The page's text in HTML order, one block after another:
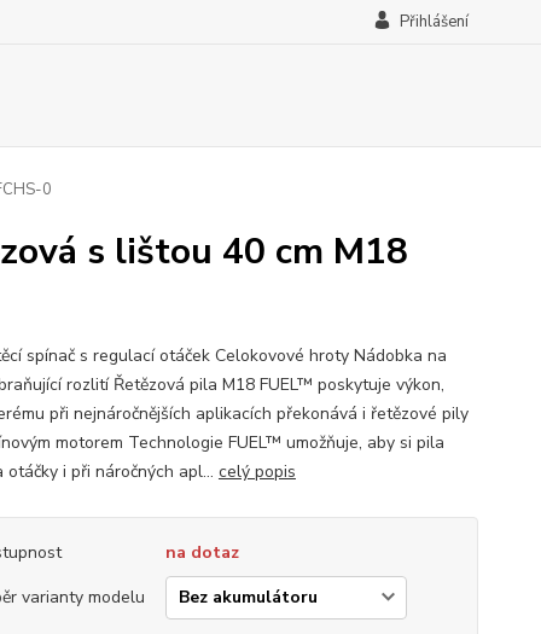
Přihlášení
0
s lištou 40 cm M18
spínač s regulací otáček Celokovové hroty Nádobka na
rozlití Řetězová pila M18 FUEL™ poskytuje výkon,
při nejnáročnějších aplikacích překonává i řetězové pily
motorem Technologie FUEL™ umožňuje, aby si pila
otáčky i při náročných apl... celý popis
na dotaz
varianty modelu